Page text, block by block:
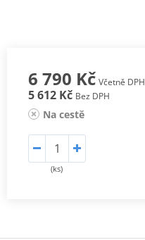
6 790 Kč Včetně DPH
5 612 Kč Bez DPH
Na cestě
(ks)